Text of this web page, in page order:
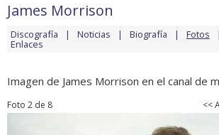
James Morrison
Discografía Noticias Biografía Fotos
Enlaces
Imagen de James Morrison en el canal de
Foto 2 de 8 <<